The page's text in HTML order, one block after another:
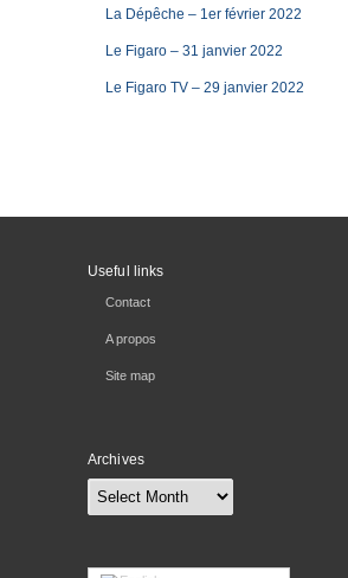
La Dépêche – 1er février 2022
Le Figaro – 31 janvier 2022
Le Figaro TV – 29 janvier 2022
Useful links
Contact
A propos
Site map
Archives
Archives